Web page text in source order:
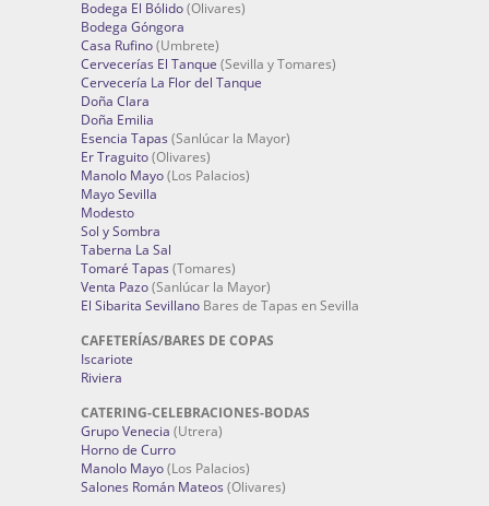
Bodega El Bólido(Olivares)
Bodega Góngora
Casa Rufino(Umbrete)
Cervecerías El Tanque (Sevilla y Tomares)
Cervecería La Flor del Tanque
Doña Clara
Doña Emilia
Esencia Tapas (Sanlúcar la Mayor)
Er Traguito(Olivares)
Manolo Mayo(Los Palacios)
Mayo Sevilla
Modesto
Sol y Sombra
Taberna La Sal
Tomaré Tapas (Tomares)
Venta Pazo(Sanlúcar la Mayor)
El Sibarita Sevillano Bares de Tapas en Sevilla
CAFETERÍAS/BARES DE COPAS
Iscariote
Riviera
CATERING-CELEBRACIONES-BODAS
Grupo Venecia (Utrera)
Horno de Curro
Manolo Mayo(Los Palacios)
Salones Román Mateos (Olivares)